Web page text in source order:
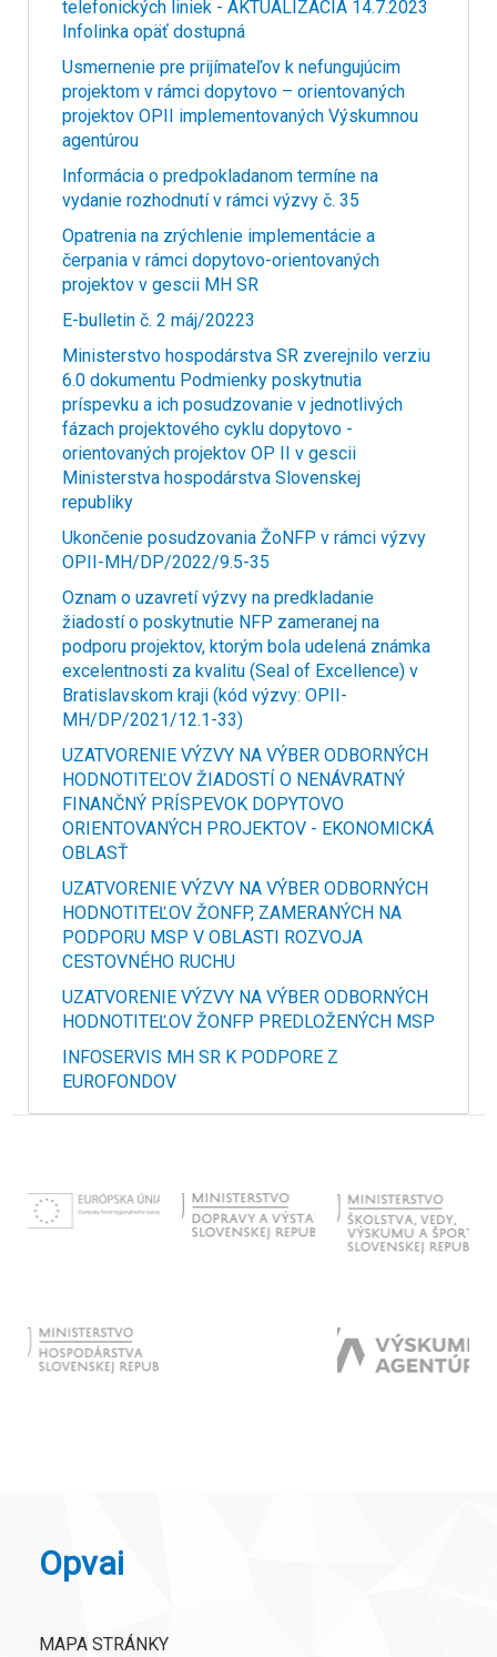
telefonických liniek - AKTUALIZÁCIA 14.7.2023
Infolinka opäť dostupná
Usmernenie pre prijímateľov k nefungujúcim
projektom v rámci dopytovo – orientovaných
projektov OPII implementovaných Výskumnou
agentúrou
Informácia o predpokladanom termíne na
vydanie rozhodnutí v rámci výzvy č. 35
Opatrenia na zrýchlenie implementácie a
čerpania v rámci dopytovo-orientovaných
projektov v gescii MH SR
E-bulletin č. 2 máj/20223
Ministerstvo hospodárstva SR zverejnilo verziu
6.0 dokumentu Podmienky poskytnutia
príspevku a ich posudzovanie v jednotlivých
fázach projektového cyklu dopytovo -
orientovaných projektov OP II v gescii
Ministerstva hospodárstva Slovenskej
republiky
Ukončenie posudzovania ŽoNFP v rámci výzvy
OPII-MH/DP/2022/9.5-35
Oznam o uzavretí výzvy na predkladanie
žiadostí o poskytnutie NFP zameranej na
podporu projektov, ktorým bola udelená známka
excelentnosti za kvalitu (Seal of Excellence) v
Bratislavskom kraji (kód výzvy: OPII-
MH/DP/2021/12.1-33)
UZATVORENIE VÝZVY NA VÝBER ODBORNÝCH
HODNOTITEĽOV ŽIADOSTÍ O NENÁVRATNÝ
FINANČNÝ PRÍSPEVOK DOPYTOVO
ORIENTOVANÝCH PROJEKTOV - EKONOMICKÁ
OBLASŤ
UZATVORENIE VÝZVY NA VÝBER ODBORNÝCH
HODNOTITEĽOV ŽONFP, ZAMERANÝCH NA
PODPORU MSP V OBLASTI ROZVOJA
CESTOVNÉHO RUCHU
UZATVORENIE VÝZVY NA VÝBER ODBORNÝCH
HODNOTITEĽOV ŽONFP PREDLOŽENÝCH MSP
INFOSERVIS MH SR K PODPORE Z
EUROFONDOV
Opvai
MAPA STRÁNKY